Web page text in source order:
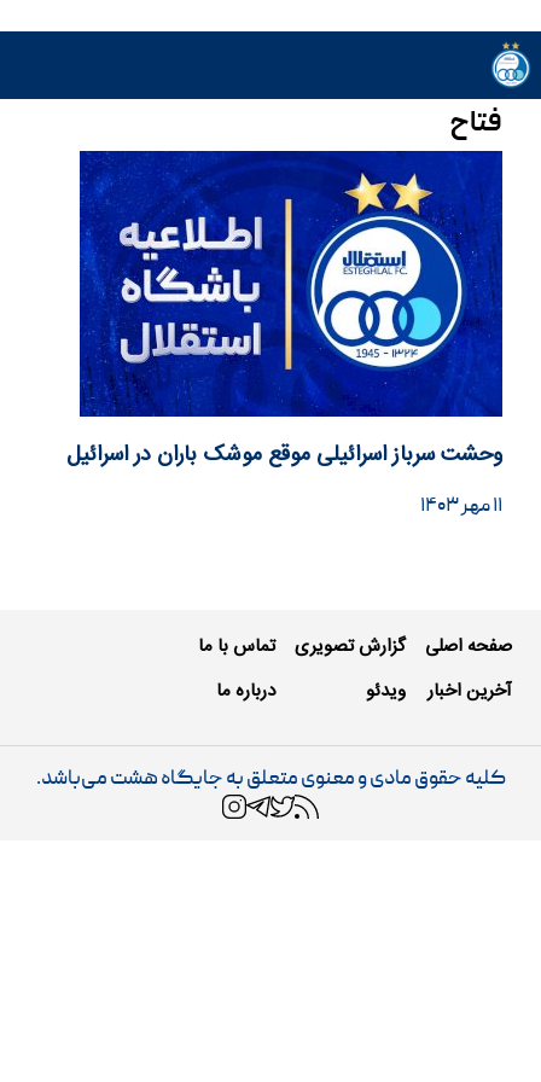
فتاح
وحشت سرباز اسرائیلی موقع موشک باران در اسرائیل
۱۱ مهر ۱۴۰۳
صفحه اصلی
آخرین اخبار
گزارش تصویری
ویدئو
تماس با ما
درباره ما
کلیه حقوق مادی و معنوی متعلق به جایگاه هشت می‌باشد.